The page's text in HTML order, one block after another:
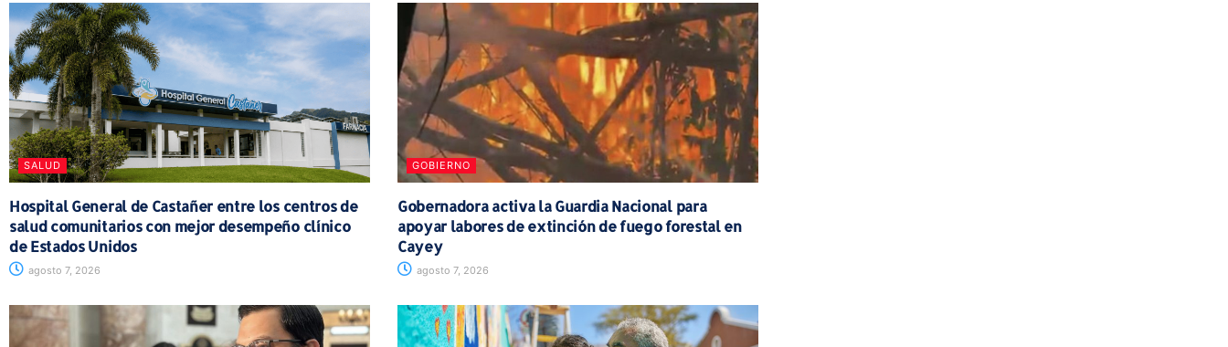
SALUD
Hospital General de Castañer entre los centros de
salud comunitarios con mejor desempeño clínico
de Estados Unidos
agosto 7, 2026
GOBIERNO
Gobernadora activa la Guardia Nacional para
apoyar labores de extinción de fuego forestal en
Cayey
agosto 7, 2026